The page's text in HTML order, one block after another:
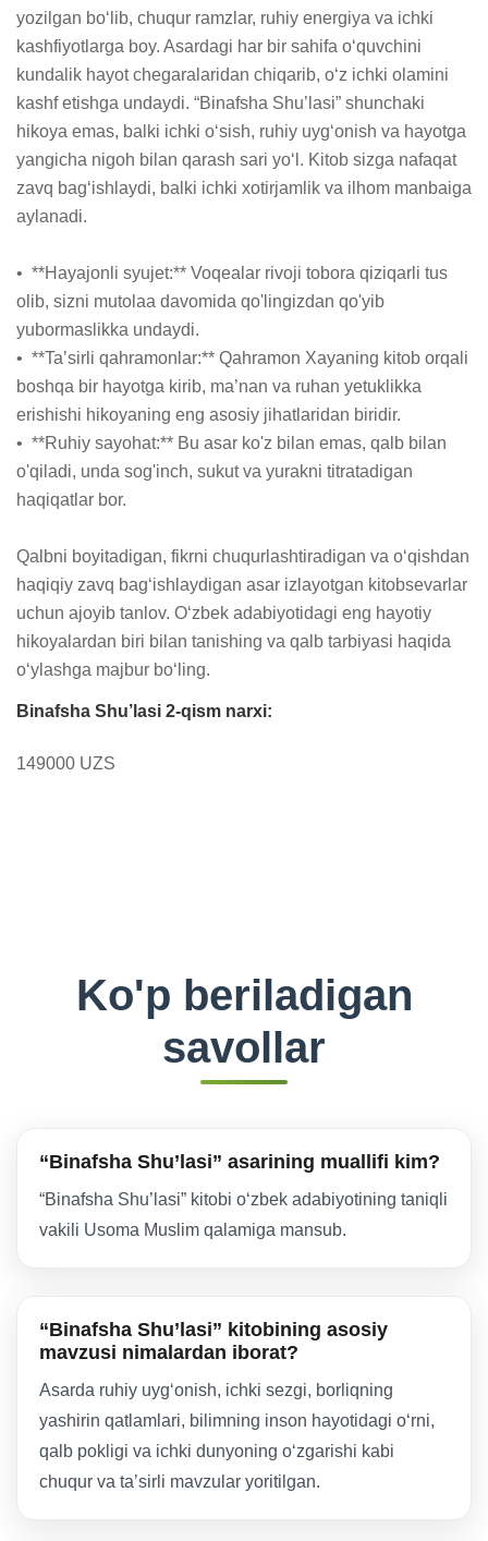
yozilgan boʻlib, chuqur ramzlar, ruhiy energiya va ichki
kashfiyotlarga boy. Asardagi har bir sahifa oʻquvchini
kundalik hayot chegaralaridan chiqarib, oʻz ichki olamini
kashf etishga undaydi. “Binafsha Shu’lasi” shunchaki
hikoya emas, balki ichki oʻsish, ruhiy uygʻonish va hayotga
yangicha nigoh bilan qarash sari yoʻl. Kitob sizga nafaqat
zavq bagʻishlaydi, balki ichki xotirjamlik va ilhom manbaiga
aylanadi.
•  **Hayajonli syujet:** Voqealar rivoji tobora qiziqarli tus
olib, sizni mutolaa davomida qo'lingizdan qo'yib
yubormaslikka undaydi.
•  **Ta’sirli qahramonlar:** Qahramon Xayaning kitob orqali
boshqa bir hayotga kirib, ma’nan va ruhan yetuklikka
erishishi hikoyaning eng asosiy jihatlaridan biridir.
•  **Ruhiy sayohat:** Bu asar ko'z bilan emas, qalb bilan
o'qiladi, unda sog'inch, sukut va yurakni titratadigan
haqiqatlar bor.
Qalbni boyitadigan, fikrni chuqurlashtiradigan va oʻqishdan
haqiqiy zavq bagʻishlaydigan asar izlayotgan kitobsevarlar
uchun ajoyib tanlov. Oʻzbek adabiyotidagi eng hayotiy
hikoyalardan biri bilan tanishing va qalb tarbiyasi haqida
oʻylashga majbur boʻling.
Binafsha Shu’lasi 2-qism narxi:
149000 UZS
Ko'p beriladigan
savollar
“Binafsha Shu’lasi” asarining muallifi kim?
“Binafsha Shu’lasi” kitobi oʻzbek adabiyotining taniqli
vakili Usoma Muslim qalamiga mansub.
“Binafsha Shu’lasi” kitobining asosiy
mavzusi nimalardan iborat?
Asarda ruhiy uygʻonish, ichki sezgi, borliqning
yashirin qatlamlari, bilimning inson hayotidagi oʻrni,
qalb pokligi va ichki dunyoning oʻzgarishi kabi
chuqur va taʼsirli mavzular yoritilgan.